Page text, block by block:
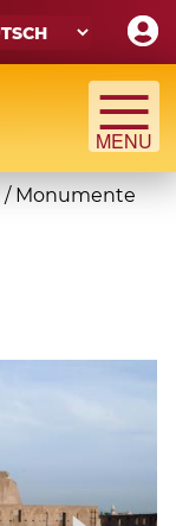
/ Monumente